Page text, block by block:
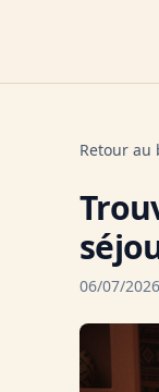
Retour au
06/07/2026